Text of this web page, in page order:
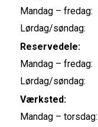
Mandag – fredag:
Lørdag/søndag:
Reservedele:
Mandag – fredag:
Lørdag/søndag:
Værksted:
Mandag – torsdag: